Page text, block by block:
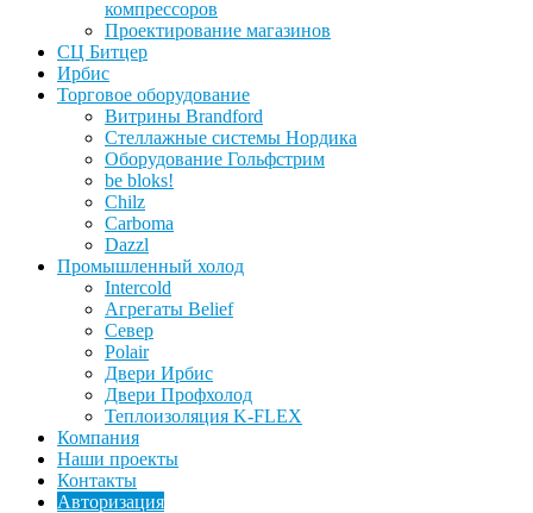
компрессоров
Проектирование магазинов
СЦ Битцер
Ирбис
Торговое оборудование
Витрины Brandford
Стеллажные системы Нордика
Оборудование Гольфстрим
be bloks!
Chilz
Carboma
Dazzl
Промышленный холод
Intercold
Агрегаты Belief
Север
Polair
Двери Ирбис
Двери Профхолод
Теплоизоляция K-FLEX
Компания
Наши проекты
Контакты
Авторизация